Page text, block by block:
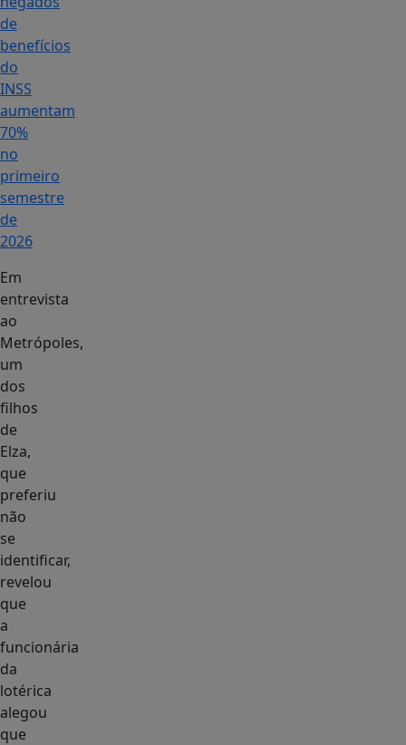
de
benefícios
do
INSS
aumentam
70%
no
primeiro
semestre
de
2026
Em
entrevista
ao
Metrópoles,
um
dos
filhos
de
Elza,
que
preferiu
não
se
identificar,
revelou
que
a
funcionária
da
lotérica
alegou
que